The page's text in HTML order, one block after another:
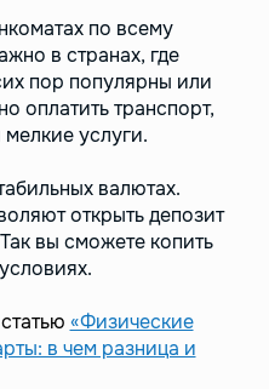
по всему
в странах, где
пор популярны или
оплатить транспорт,
услуги.
валютах.
открыть депозит
вы сможете копить
«Физические
в чем разница и